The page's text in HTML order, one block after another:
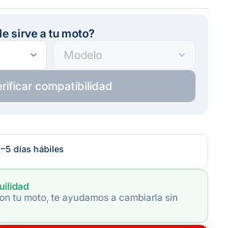
sirve a tu moto?
compatibilidad
días hábiles
tu moto, te ayudamos a cambiarla sin